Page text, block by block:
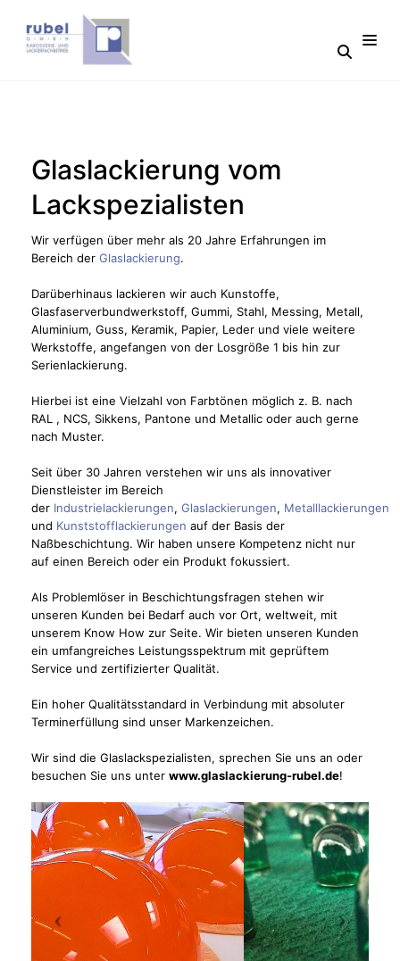
Glaslackierung vom
Lackspezialisten
Wir verfügen über mehr als 20 Jahre Erfahrungen im
Bereich der Glaslackierung.
Darüberhinaus lackieren wir auch Kunstoffe,
Glasfaserverbundwerkstoff, Gummi, Stahl, Messing, Metall,
Aluminium, Guss, Keramik, Papier, Leder und viele weitere
Werkstoffe, angefangen von der Losgröße 1 bis hin zur
Serienlackierung.
Hierbei ist eine Vielzahl von Farbtönen möglich z. B. nach
RAL , NCS, Sikkens, Pantone und Metallic oder auch gerne
nach Muster.
Seit über 30 Jahren verstehen wir uns als innovativer
Dienstleister im Bereich
der Industrielackierungen, Glaslackierungen, Metalllackierungen
und Kunststofflackierungen auf der Basis der
Naßbeschichtung. Wir haben unsere Kompetenz nicht nur
auf einen Bereich oder ein Produkt fokussiert.
Als Problemlöser in Beschichtungsfragen stehen wir
unseren Kunden bei Bedarf auch vor Ort, weltweit, mit
unserem Know How zur Seite. Wir bieten unseren Kunden
ein umfangreiches Leistungsspektrum mit geprüftem
Service und zertifizierter Qualität.
Ein hoher Qualitätsstandard in Verbindung mit absoluter
Terminerfüllung sind unser Markenzeichen.
Wir sind die Glaslackspezialisten, sprechen Sie uns an oder
besuchen Sie uns unter www.glaslackierung-rubel.de!